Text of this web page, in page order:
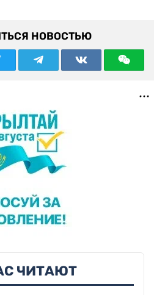
НОВОСТЬЮ
ЧИТАЮТ